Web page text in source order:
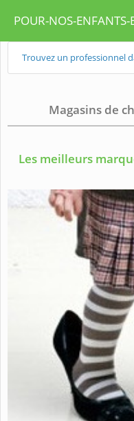
POUR-NOS-ENFANTS-
Trouvez un professionnel
Magasins de
Les meilleurs